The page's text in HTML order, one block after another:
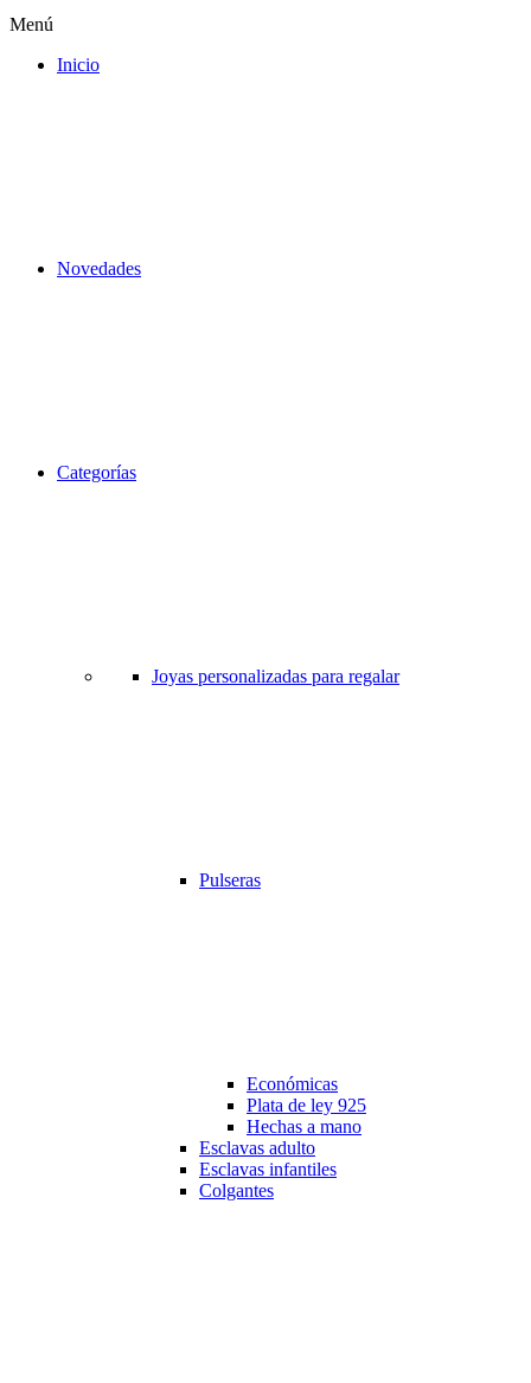
Menú
Inicio
Novedades
Categorías
Joyas personalizadas para regalar
Pulseras
Económicas
Plata de ley 925
Hechas a mano
Esclavas adulto
Esclavas infantiles
Colgantes